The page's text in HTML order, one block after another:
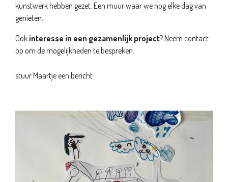
kunstwerk hebben gezet. Een muur waar we nog elke dag van
genieten.
Ook interesse in een gezamenlijk project? Neem contact
op om de mogelijkheden te bespreken.
stuur Maartje een bericht